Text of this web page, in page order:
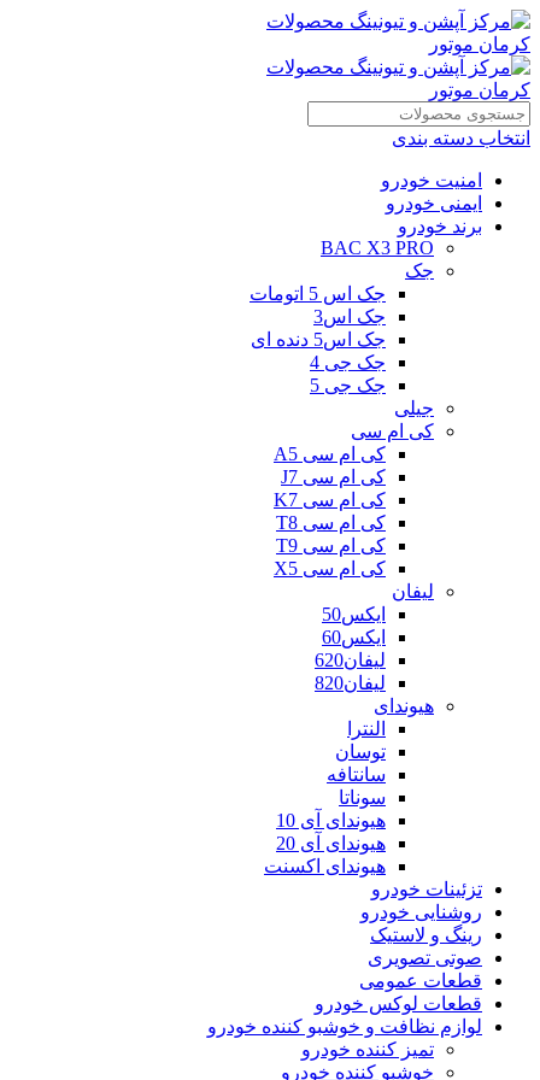
انتخاب دسته بندی
امنیت خودرو
ایمنی خودرو
برند خودرو
BAC X3 PRO
جک
جک اس 5 اتومات
جک اس3
جک اس5 دنده ای
جک جی 4
جک جی 5
جیلی
کی ام سی
کی ام سی A5
کی ام سی J7
کی ام سی K7
کی ام سی T8
کی ام سی T9
کی ام سی X5
لیفان
ایکس50
ایکس60
لیفان620
لیفان820
هیوندای
النترا
توسان
سانتافه
سوناتا
هیوندای آی 10
هیوندای آی 20
هیوندای اکسنت
تزئینات خودرو
روشنایی خودرو
رینگ و لاستیک
صوتی تصویری
قطعات عمومی
قطعات لوکس خودرو
لوازم نظافت و خوشبو کننده خودرو
تمیز کننده خودرو
خوشبو کننده خودرو